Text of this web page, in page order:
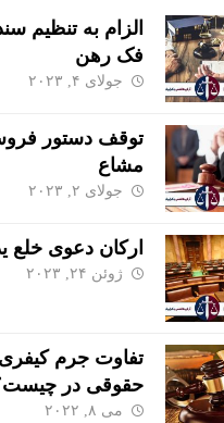
الزام به تنظیم
فک رهن
جولای ۴, ۲۰۲۳
توقف دستور
مشاع
جولای ۲, ۲۰۲۳
ارکان دعوی خلع
ژوئن ۲۴, ۲۰۲۳
تفاوت جرم
حقوقی در
می ۸, ۲۰۲۲